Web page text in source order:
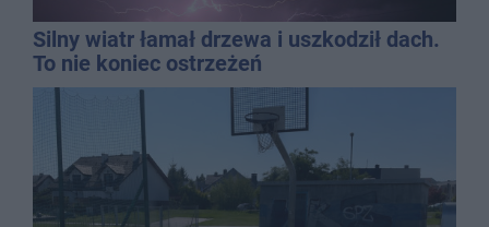
Silny wiatr łamał drzewa i uszkodził dach.
To nie koniec ostrzeżeń